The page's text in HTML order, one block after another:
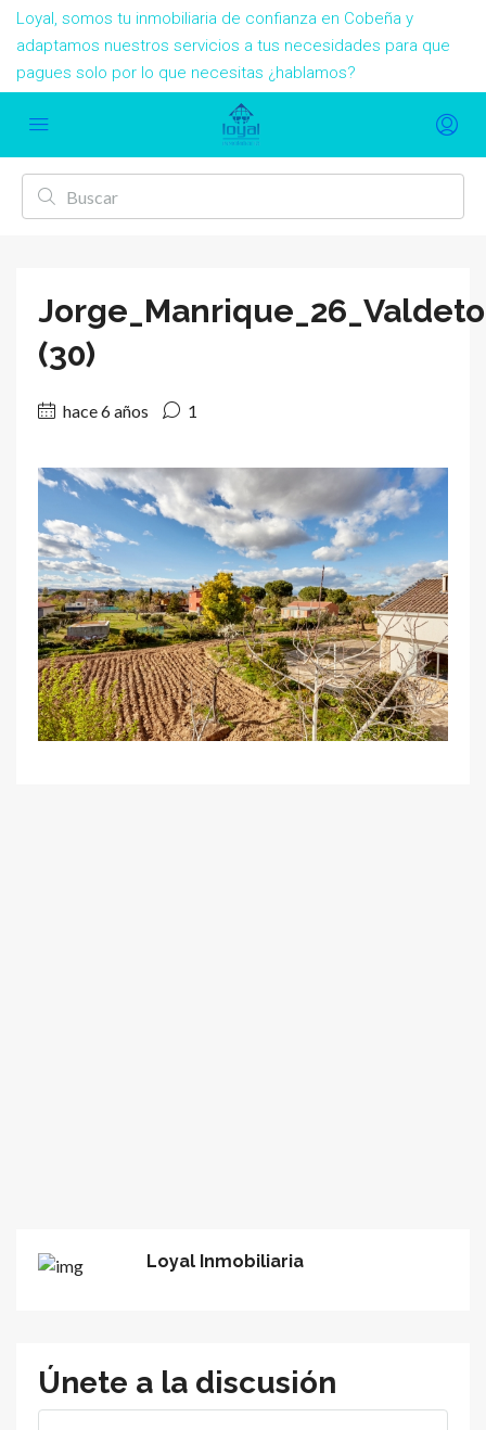
Loyal, somos tu inmobiliaria de confianza en Cobeña y
adaptamos nuestros servicios a tus necesidades para que
pagues solo por lo que necesitas ¿hablamos?
(30)
hace 6 años 1
Loyal Inmobiliaria
Únete a la discusión